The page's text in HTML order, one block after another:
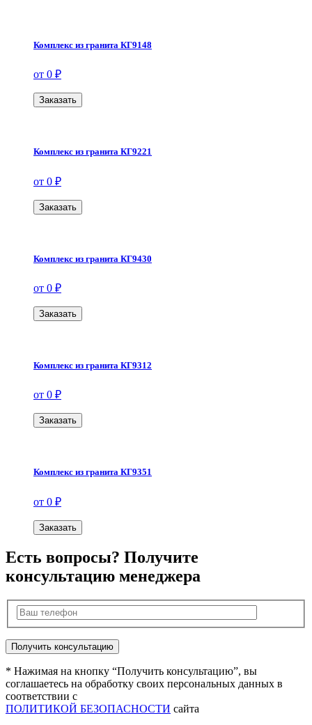
Комплекс из гранита КГ9148
от 0 ₽
Заказать
Комплекс из гранита КГ9221
от 0 ₽
Заказать
Комплекс из гранита КГ9430
от 0 ₽
Заказать
Комплекс из гранита КГ9312
от 0 ₽
Заказать
Комплекс из гранита КГ9351
от 0 ₽
Заказать
Есть вопросы? Получите
консультацию менеджера
* Нажимая на кнопку “Получить консультацию”, вы
соглашаетесь на обработку своих персональных данных в
соответствии с
ПОЛИТИКОЙ БЕЗОПАСНОСТИ сайта